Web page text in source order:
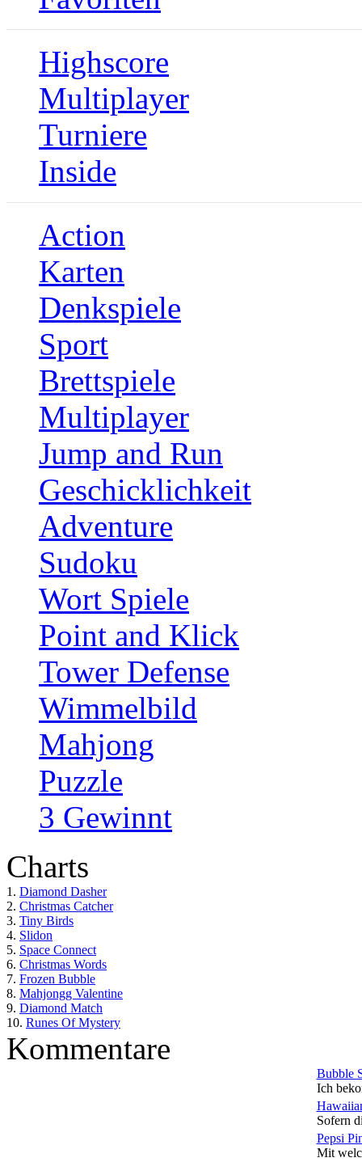
Highscore
Multiplayer
Turniere
Inside
Action
Karten
Denkspiele
Sport
Brettspiele
Multiplayer
Jump and Run
Geschicklichkeit
Adventure
Sudoku
Wort Spiele
Point and Klick
Tower Defense
Wimmelbild
Mahjong
Puzzle
3 Gewinnt
Charts
1. Diamond Dasher
2. Christmas Catcher
3. Tiny Birds
4. Slidon
5. Space Connect
6. Christmas Words
7. Frozen Bubble
8. Mahjongg Valentine
9. Diamond Match
10. Runes Of Mystery
Kommentare
Bubble
Ich
Sofern
Pepsi
Mit